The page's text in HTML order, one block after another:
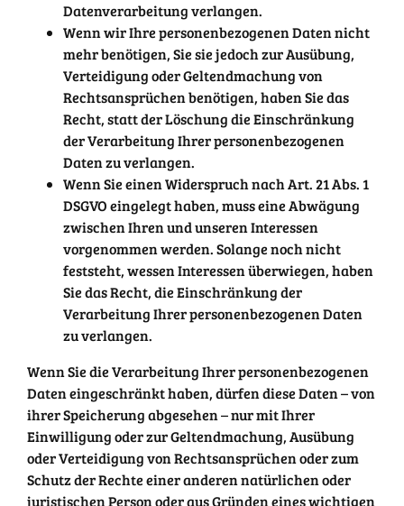
Datenverarbeitung verlangen.
Wenn wir Ihre personenbezogenen Daten nicht
mehr benötigen, Sie sie jedoch zur Ausübung,
Verteidigung oder Geltendmachung von
Rechtsansprüchen benötigen, haben Sie das
Recht, statt der Löschung die Einschränkung
der Verarbeitung Ihrer personenbezogenen
Daten zu verlangen.
Wenn Sie einen Widerspruch nach Art. 21 Abs. 1
DSGVO eingelegt haben, muss eine Abwägung
zwischen Ihren und unseren Interessen
vorgenommen werden. Solange noch nicht
feststeht, wessen Interessen überwiegen, haben
Sie das Recht, die Einschränkung der
Verarbeitung Ihrer personenbezogenen Daten
zu verlangen.
Wenn Sie die Verarbeitung Ihrer personenbezogenen
Daten eingeschränkt haben, dürfen diese Daten – von
ihrer Speicherung abgesehen – nur mit Ihrer
Einwilligung oder zur Geltendmachung, Ausübung
oder Verteidigung von Rechtsansprüchen oder zum
Schutz der Rechte einer anderen natürlichen oder
juristischen Person oder aus Gründen eines wichtigen